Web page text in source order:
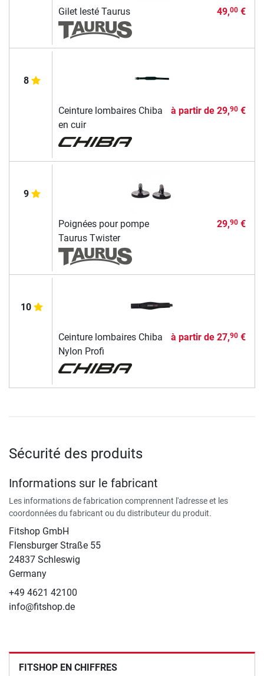
Gilet lesté Taurus 49,00€
8
Ceinture lombaires Chiba
en cuir
à partir de 29,90€
9
Poignées pour pompe
Taurus Twister
29,90€
10
Ceinture lombaires Chiba
Nylon Profi
à partir de 27,90€
Sécurité des produits
Informations sur le fabricant
Les informations de fabrication comprennent l'adresse et les
coordonnées du fabricant ou du distributeur du produit.
Fitshop GmbH
Flensburger Straße 55
24837 Schleswig
Germany
+49 4621 42100
info@fitshop.de
FITSHOP EN CHIFFRES